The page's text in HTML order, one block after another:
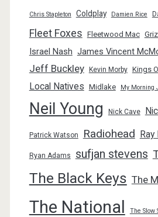
Chris Stapleton Coldplay Damien Rice
Fleet Foxes Fleetwood Mac
Israel Nash James Vincent
Jeff Buckley Kevin Morby Kings
Local Natives Midlake My Morning
Neil Young Nick Cave
Patrick Watson Radiohead
Ryan Adams sufjan stevens
The Black Keys The
The National The Slow